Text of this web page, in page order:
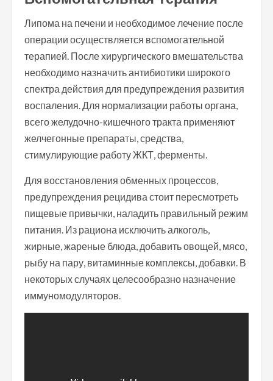
Липома на печени и необходимое лечение после
операции осуществляется вспомогательной
терапией. После хирургического вмешательства
необходимо назначить антибиотики широкого
спектра действия для предупреждения развития
воспаления. Для нормализации работы органа,
всего желудочно-кишечного тракта применяют
желчегонные препараты, средства,
стимулирующие работу ЖКТ, ферменты.
Для восстановления обменных процессов,
предупреждения рецидива стоит пересмотреть
пищевые привычки, наладить правильный режим
питания. Из рациона исключить алкоголь,
жирные, жареные блюда, добавить овощей, мясо,
рыбу на пару, витаминные комплексы, добавки. В
некоторых случаях целесообразно назначение
иммуномодуляторов.